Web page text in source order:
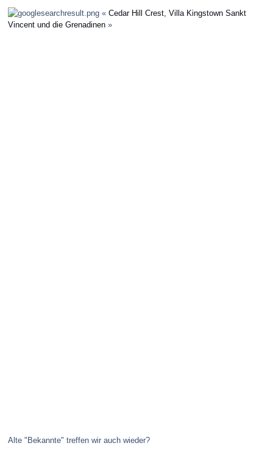
« Cedar Hill Crest, Villa Kingstown Sankt
Vincent und die Grenadinen »
Alte "Bekannte" treffen wir auch wieder?